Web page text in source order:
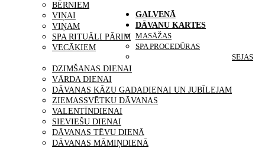
BĒRNIEM
VIŅAI
VIŅAM
SPA RITUĀLI PĀRIM
VECĀKIEM
DZIMŠANAS DIENAI
VĀRDA DIENAI
DĀVANAS KĀZU GADADIENAI UN JUBĪLEJAM
ZIEMASSVĒTKU DĀVANAS
VALENTĪNDIENAI
SIEVIEŠU DIENAI
DĀVANAS TĒVU DIENĀ
DĀVANAS MĀMIŅDIENĀ
GALVENĀ
DĀVANU KARTES
MASĀŽAS
SPA PROCEDŪRAS
SEJAS